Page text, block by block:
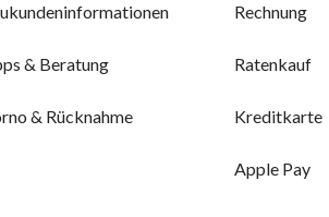
& Beratung
& Rücknahme
Rechnung
Ratenkauf
Kreditkarte
Apple Pay